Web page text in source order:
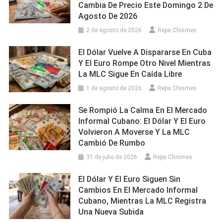
Cambia De Precio Este Domingo 2 De
Agosto De 2026
2 de agosto de 2026 Repa Chismes
El Dólar Vuelve A Dispararse En Cuba
Y El Euro Rompe Otro Nivel Mientras
La MLC Sigue En Caída Libre
1 de agosto de 2026 Repa Chismes
Se Rompió La Calma En El Mercado
Informal Cubano: El Dólar Y El Euro
Volvieron A Moverse Y La MLC
Cambió De Rumbo
31 de julio de 2026 Repa Chismes
El Dólar Y El Euro Siguen Sin
Cambios En El Mercado Informal
Cubano, Mientras La MLC Registra
Una Nueva Subida